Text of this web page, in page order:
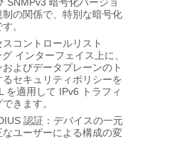
の関係で、特別な暗号化
。
コントロールリスト
インターフェイス上に、
よびデータプレーンのト
セキュリティポリシーを
を適用して IPv6 トラフィ
きます。
認証：デバイスの一元
ユーザーによる構成の変